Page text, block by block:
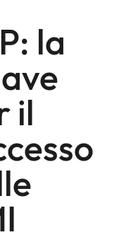
la
il